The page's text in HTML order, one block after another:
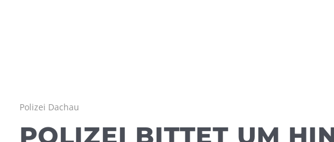
Polizei Dachau
POLIZEI BITTET UM